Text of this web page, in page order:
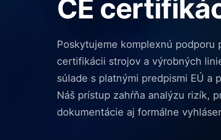
CE
Poskytujeme komplexnú podporu
certifikácii strojov a výrobných
súlade s platnými predpismi EÚ a
Náš prístup zahŕňa analýzu rizík,
dokumentácie aj formálne